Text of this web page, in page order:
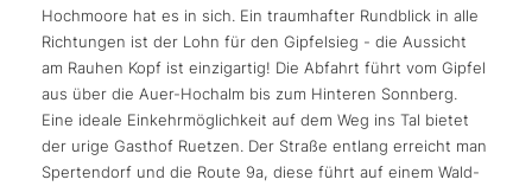
Hochmoore hat es in sich. Ein traumhafter Rundblick in alle
Richtungen ist der Lohn für den Gipfelsieg - die Aussicht
am Rauhen Kopf ist einzigartig! Die Abfahrt führt vom Gipfel
aus über die Auer-Hochalm bis zum Hinteren Sonnberg.
Eine ideale Einkehrmöglichkeit auf dem Weg ins Tal bietet
der urige Gasthof Ruetzen. Der Straße entlang erreicht man
Spertendorf und die Route 9a, diese führt auf einem Wald-